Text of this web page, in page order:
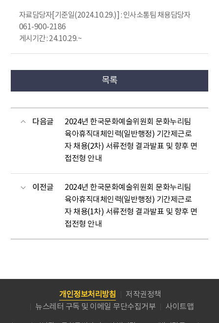
자료담당자[기준일(2024.10.29.)] : 인사소통팀 채용담당자
061-900-2186
게시기간 : 24.10.29.~
목록
다음글
2024년 한국문화예술위원회 문화누리팀
육아휴직대체인력(일반행정) 기간제근로
자 채용(2차) 서류전형 결과발표 및 향후 면
접전형 안내
이전글
2024년 한국문화예술위원회 문화누리팀
육아휴직대체인력(일반행정) 기간제근로
자 채용(1차) 서류전형 결과발표 및 향후 면
접전형 안내
개인정보처리방침
저작권정책
뉴스레터 구독 및 이메일 무단수집거부
사이트맵